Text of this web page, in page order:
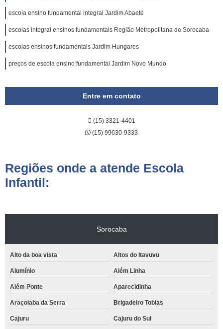
escola ensino fundamental integral Jardim Abaeté
escolas integral ensinos fundamentais Região Metropolitana de Sorocaba
escolas ensinos fundamentais Jardim Hungares
preços de escola ensino fundamental Jardim Novo Mundo
Entre em contato
(15) 3321-4401
(15) 99630-9333
Regiões onde a atende Escola
Infantil:
Sorocaba
Alto da boa vista Altos do Itavuvu
Alumínio Além Linha
Além Ponte Aparecidinha
Araçoiaba da Serra Brigadeiro Tobias
Cajuru Cajuru do Sul